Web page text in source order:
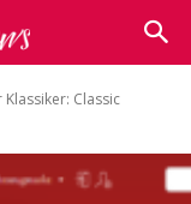
Classic